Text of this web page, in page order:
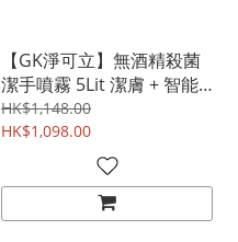
【GK淨可立】無酒精殺菌
潔手噴霧 5Lit 潔膚 + 智能
自動感應消毒器|環境局認
可有效對抗新型冠狀病毒
HK$1,148.00
HK$1,098.00